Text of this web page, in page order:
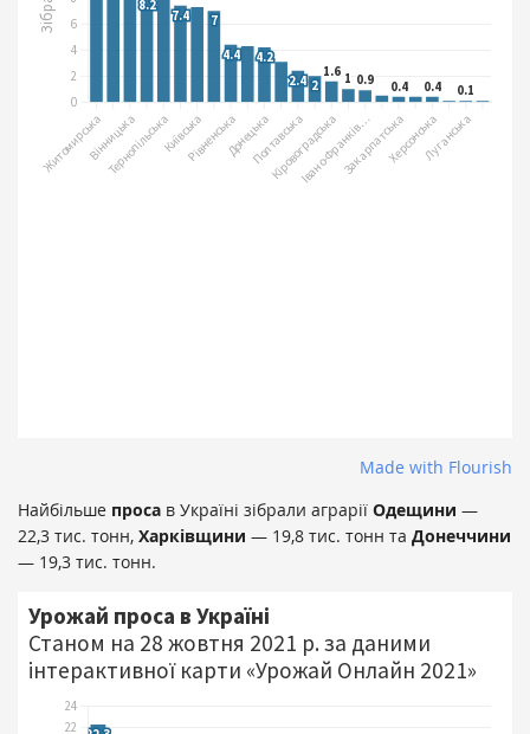
Made with Flourish
Найбільше проса в Україні зібрали аграрії Одещини —
22,3 тис. тонн, Харківщини — 19,8 тис. тонн та Донеччини
— 19,3 тис. тонн.